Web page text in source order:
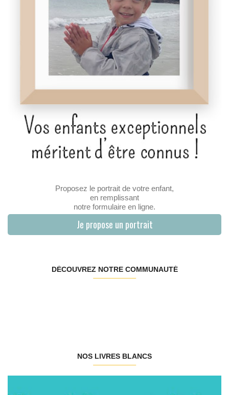
Proposez le portrait de votre enfant,
en remplissant
notre formulaire en ligne.
Je propose un portrait
DÉCOUVREZ NOTRE COMMUNAUTÉ
NOS LIVRES BLANCS